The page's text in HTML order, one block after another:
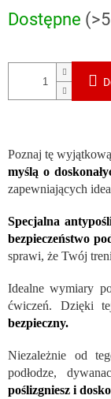
jednostkowa:
Dostępne
Poznaj tę
myślą o
zapewniających
Specjalna
bezpieczeństwo
sprawi, że Twój
Idealne wymiary
ćwiczeń. Dzięki
bezpieczny.
Niezależnie od
podłodze,
poślizgniesz i